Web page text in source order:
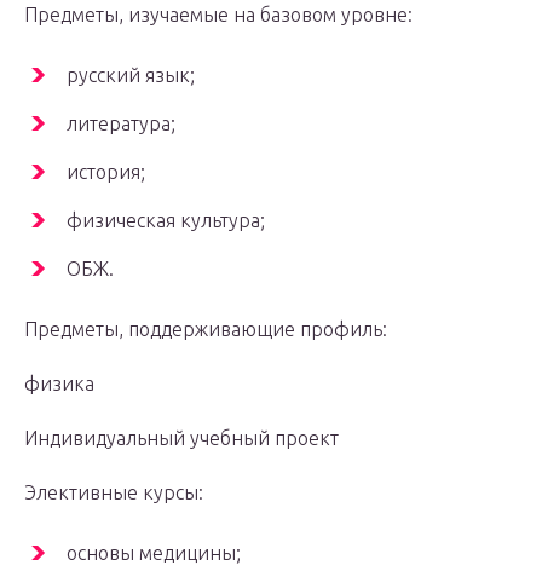
Предметы, изучаемые на базовом уровне:
русский язык;
литература;
история;
физическая культура;
ОБЖ.
Предметы, поддерживающие профиль:
физика
Индивидуальный учебный проект
Элективные курсы:
основы медицины;